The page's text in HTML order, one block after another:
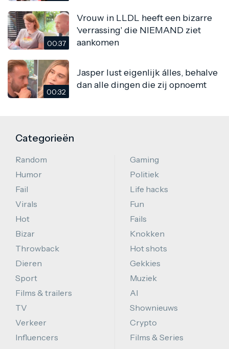
00:37
Vrouw in LLDL heeft een bizarre
'verrassing' die NIEMAND ziet
aankomen
00:32
Jasper lust eigenlijk álles, behalve
dan alle dingen die zij opnoemt
Categorieën
Random
Humor
Fail
Virals
Hot
Bizar
Throwback
Dieren
Sport
Films & trailers
TV
Verkeer
Influencers
Gaming
Politiek
Life hacks
Fun
Fails
Knokken
Hot shots
Gekkies
Muziek
AI
Shownieuws
Crypto
Films & Series